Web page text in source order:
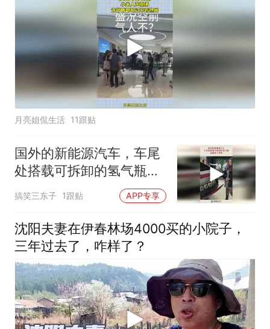
月亮姐侃生活 11跟贴
国外的新能源汽车，车尾
处搭载可拆卸的氢气瓶，
还能拆下来吗！
搞笑三东子 1跟贴 APP专享
沈阳夫妻在伊春林场4000买的小院子，
三年过去了，咋样了？